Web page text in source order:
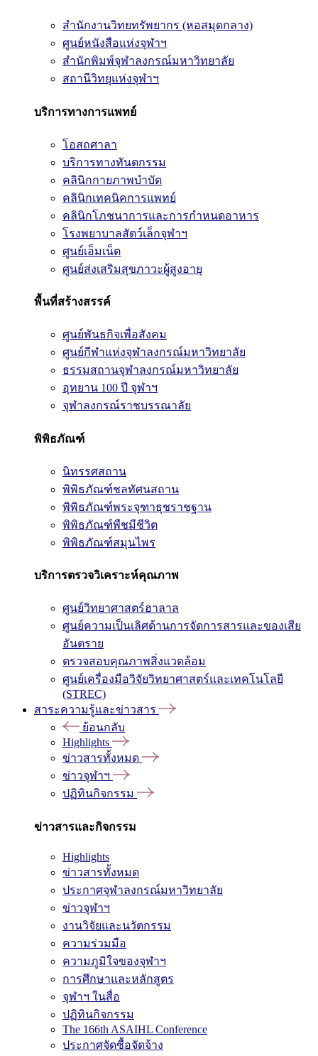
สำนักงานวิทยทรัพยากร (หอสมุดกลาง)
ศูนย์หนังสือแห่งจุฬาฯ
สำนักพิมพ์จุฬาลงกรณ์มหาวิทยาลัย
สถานีวิทยุแห่งจุฬาฯ
บริการทางการแพทย์
โอสถศาลา
บริการทางทันตกรรม
คลินิกกายภาพบำบัด
คลินิกเทคนิคการแพทย์
คลินิกโภชนาการและการกำหนดอาหาร
โรงพยาบาลสัตว์เล็กจุฬาฯ
ศูนย์เอ็มเน็ต
ศูนย์ส่งเสริมสุขภาวะผู้สูงอายุ
พื้นที่สร้างสรรค์
ศูนย์พันธกิจเพื่อสังคม
ศูนย์กีฬาแห่งจุฬาลงกรณ์มหาวิทยาลัย
ธรรมสถานจุฬาลงกรณ์มหาวิทยาลัย
อุทยาน 100 ปี จุฬาฯ
จุฬาลงกรณ์ราชบรรณาลัย
พิพิธภัณฑ์
นิทรรศสถาน
พิพิธภัณฑ์ชลทัศนสถาน
พิพิธภัณฑ์พระจุฑาธุชราชฐาน
พิพิธภัณฑ์พืชมีชีวิต
พิพิธภัณฑ์สมุนไพร
บริการตรวจวิเคราะห์คุณภาพ
ศูนย์วิทยาศาสตร์ฮาลาล
ศูนย์ความเป็นเลิศด้านการจัดการสารและของเสีย
อันตราย
ตรวจสอบคุณภาพสิ่งแวดล้อม
ศูนย์เครื่องมือวิจัยวิทยาศาสตร์และเทคโนโลยี
(STREC)
สาระความรู้และข่าวสาร
ย้อนกลับ
Highlights
ข่าวสารทั้งหมด
ข่าวจุฬาฯ
ปฏิทินกิจกรรม
ข่าวสารและกิจกรรม
Highlights
ข่าวสารทั้งหมด
ประกาศจุฬาลงกรณ์มหาวิทยาลัย
ข่าวจุฬาฯ
งานวิจัยและนวัตกรรม
ความร่วมมือ
ความภูมิใจของจุฬาฯ
การศึกษาและหลักสูตร
จุฬาฯ ในสื่อ
ปฏิทินกิจกรรม
The 166th ASAIHL Conference
ประกาศจัดซื้อจัดจ้าง